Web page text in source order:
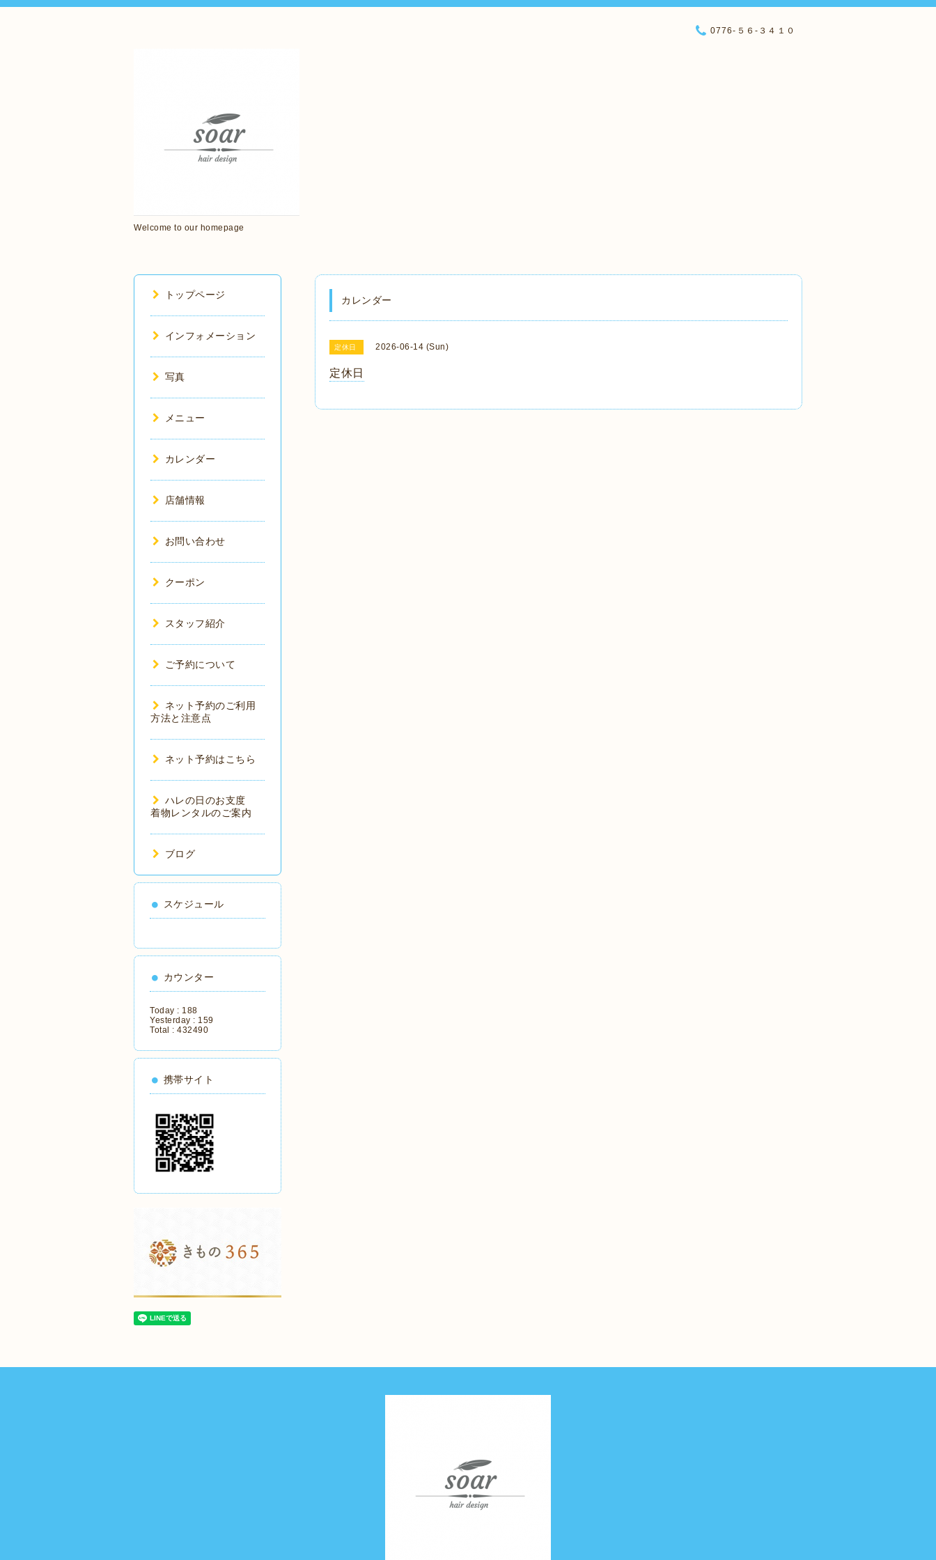
Welcome to our homepage
0776-５６-３４１０
カレンダー
定休日 2026-06-14 (Sun)
定休日
トップページ
インフォメーション
写真
メニュー
カレンダー
店舗情報
お問い合わせ
クーポン
スタッフ紹介
ご予約について
ネット予約のご利用
方法と注意点
ネット予約はこちら
ハレの日のお支度
着物レンタルのご案内
ブログ
スケジュール
カウンター
Today : 188
Yesterday : 159
Total : 432490
携帯サイト